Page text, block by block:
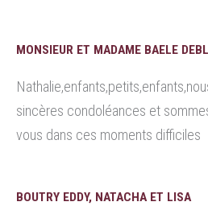
MONSIEUR ET MADAME BAELE
sincères condoléances et
vous dans ces moments difficiles
BOUTRY EDDY, NATACHA ET LISA